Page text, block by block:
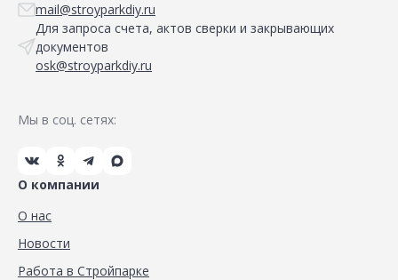
mail@stroyparkdiy.ru
Для запроса счета, актов сверки и закрывающих
документов
osk@stroyparkdiy.ru
Мы в соц. сетях:
О компании
О нас
Новости
Работа в Стройпарке